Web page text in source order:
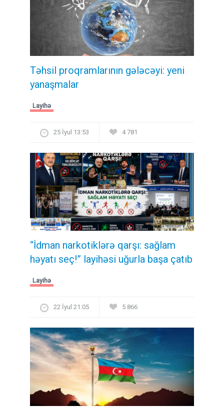
Təhsil proqramlarının gələcəyi: yeni
yanaşmalar
Layihə
25 İyul 13:53 4 781
“İdman narkotiklərə qarşı: sağlam
həyatı seç!” layihəsi uğurla başa çatıb
Layihə
22 İyul 21:05 5 866